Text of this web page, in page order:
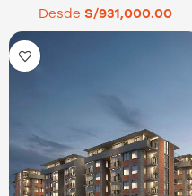
Desde S/931,000.00